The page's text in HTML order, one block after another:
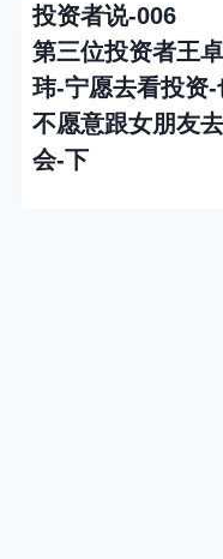
投资者说-006
第三位投资者王卓
玮-宁愿去看投资-
不愿意跟女朋友
会-下